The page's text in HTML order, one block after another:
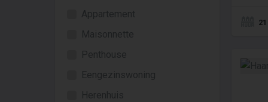
Appartement
Maisonnette
Penthouse
Eengezinswoning
Herenhuis
21